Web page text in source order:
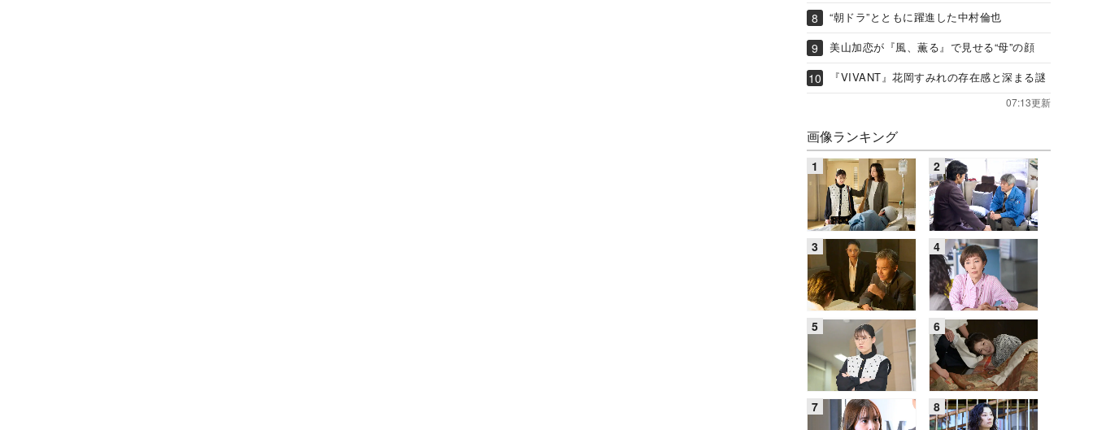
“朝ドラ”とともに躍進した中村倫也
美山加恋が『風、薫る』で見せる“母”の顔
『VIVANT』花岡すみれの存在感と深まる謎
07:13更新
画像ランキング